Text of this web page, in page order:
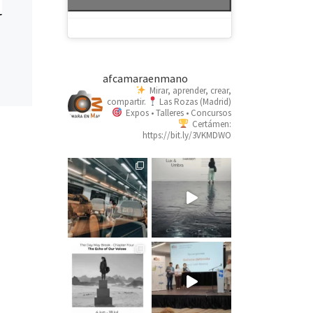
afcamaraenmano
Mirar, aprender, crear,
compartir.
Las Rozas (Madrid)
Expos • Talleres • Concursos
Certámen:
https://bit.ly/3VKMDWO